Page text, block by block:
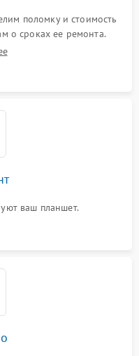
поломку и стоимость
о сроках ее ремонта.
ваш планшет.